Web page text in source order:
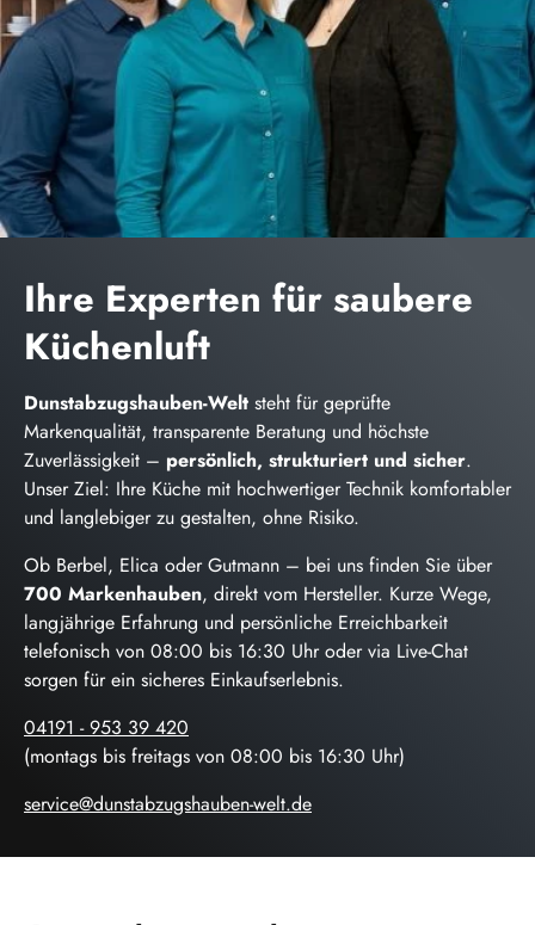
Ihre Experten für saubere
Küchenluft
Dunstabzugshauben-Welt steht für geprüfte
Markenqualität, transparente Beratung und höchste
Zuverlässigkeit – persönlich, strukturiert und sicher.
Unser Ziel: Ihre Küche mit hochwertiger Technik komfortabler
und langlebiger zu gestalten, ohne Risiko.
Ob Berbel, Elica oder Gutmann – bei uns finden Sie über
700 Markenhauben, direkt vom Hersteller. Kurze Wege,
langjährige Erfahrung und persönliche Erreichbarkeit
telefonisch von 08:00 bis 16:30 Uhr oder via Live-Chat
sorgen für ein sicheres Einkaufserlebnis.
04191 - 953 39 420
(montags bis freitags von 08:00 bis 16:30 Uhr)
service@dunstabzugshauben-welt.de